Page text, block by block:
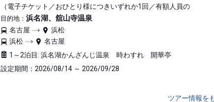
（電子チケット／おひとり様につきいずれか1回／有額人員の
目的地： 浜名湖、舘山寺温泉
名古屋
浜松
浜松
名古屋
1～2泊目: 浜名湖かんざんじ温泉 時わすれ 開華亭
設定期間：2026/08/14 ～ 2026/09/28
ツアー情報を